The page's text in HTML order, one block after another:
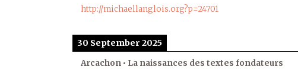
http://michaellanglois.org?p=24701
30 September 2025
Arcachon • La naissances des textes fondateurs